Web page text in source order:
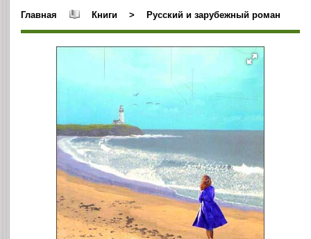
Главная Книги > Русский и зарубежный роман